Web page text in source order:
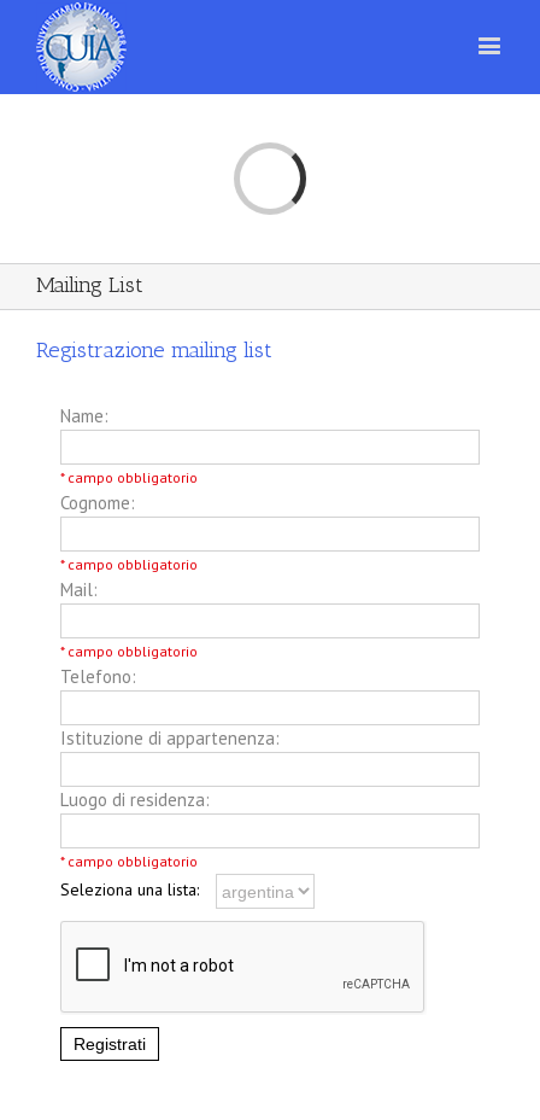
Loading...
Mailing List
Registrazione mailing list
Name:
* campo obbligatorio
Cognome:
* campo obbligatorio
Mail:
* campo obbligatorio
Telefono:
Istituzione di appartenenza:
Luogo di residenza:
* campo obbligatorio
Seleziona una lista: